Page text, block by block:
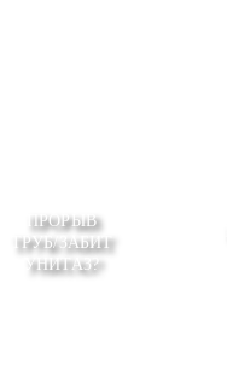
ПРОРЫВ
ТРУБ/ЗАБИТ
УНИТАЗ?